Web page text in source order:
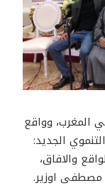
في المغرب، وواقع
الجديد:
والافاق،
مصطفى اوزير.